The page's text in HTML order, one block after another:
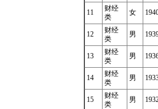
11
财经
类
女
12
财经
类
男
13
财经
类
男
14
财经
类
男
15
财经
类
男